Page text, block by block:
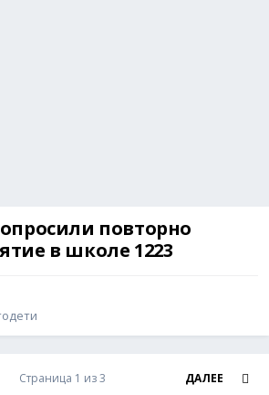
повторно
в школе 1223
ДАЛЕЕ
Страница 1 из 3